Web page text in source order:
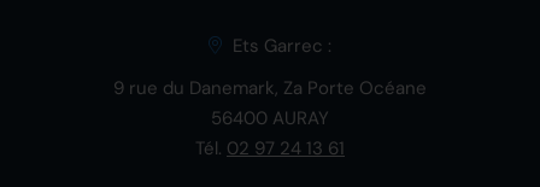
Ets Garrec :
9 rue du Danemark, Za Porte Océane
56400 AURAY
Tél. 02 97 24 13 61